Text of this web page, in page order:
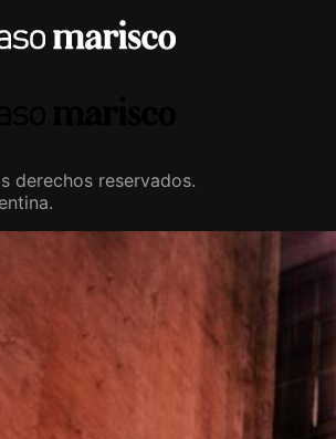
derechos reservados.